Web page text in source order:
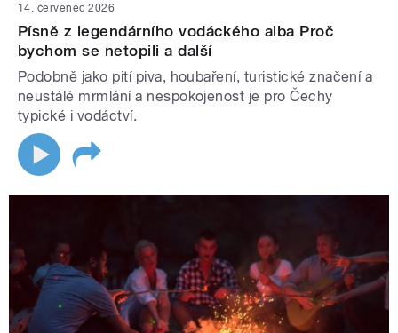
14. červenec 2026
Písně z legendárního vodáckého alba Proč
bychom se netopili a další
Podobně jako pití piva, houbaření, turistické značení a
neustálé mrmlání a nespokojenost je pro Čechy
typické i vodáctví.